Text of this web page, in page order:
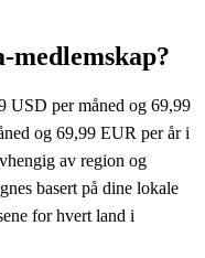
USD per måned og 69,99
og 69,99 EUR per år i
av region og
basert på dine lokale
for hvert land i